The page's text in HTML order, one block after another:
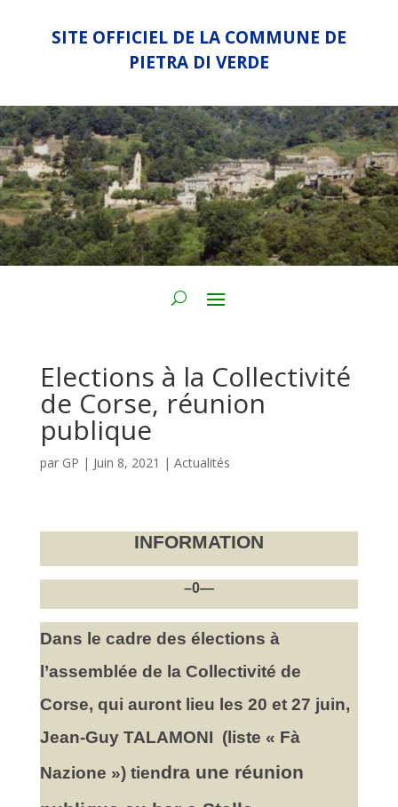
SITE OFFICIEL DE LA COMMUNE DE
PIETRA DI VERDE
Elections à la Collectivité
de Corse, réunion
publique
par GP | Juin 8, 2021 | Actualités
INFORMATION
–0—
Dans le cadre des élections à
l’assemblée de la Collectivité de
Corse, qui auront lieu les 20 et 27 juin,
Jean-Guy TALAMONI (liste « Fà
Nazione ») tiendra une réunion